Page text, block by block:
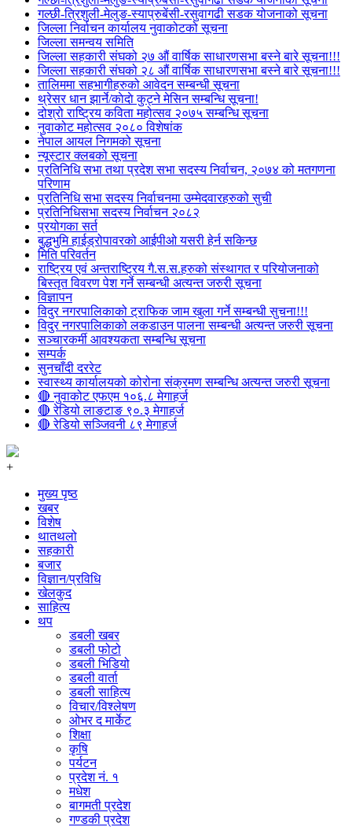
गल्छी-त्रिशुली-मेलुङ-स्याप्रुबेंसी-रसुवागढी सडक योजनाको सूचना
जिल्ला निर्वाचन कार्यालय नुवाकोटको सूचना
जिल्ला समन्वय समिति
जिल्ला सहकारी संघको २७ औं वार्षिक साधारणसभा बस्ने बारे सूचना!!!
जिल्ला सहकारी संघको २८ औं वार्षिक साधारणसभा बस्ने बारे सूचना!!!
तालिममा सहभागीहरुको आवेदन सम्बन्धी सूचना
थ्रेसर धान झार्ने/काेदाे कुट्ने मेसिन सम्बन्धि सूचना!
दोश्रो राष्ट्रिय कविता महोत्सव २०७५ सम्बन्धि सूचना
नुवाकोट महोत्सव २०८० विशेषांक
नेपाल आयल निगमको सूचना
न्यूस्टार क्लबको सूचना
प्रतिनिधि सभा तथा प्रदेश सभा सदस्य निर्वाचन, २०७४ को मतगणना
परिणाम
प्रतिनिधि सभा सदस्य निर्वाचनमा उम्मेदवारहरुको सुची
प्रतिनिधिसभा सदस्य निर्वाचन २०८२
प्रयोगका सर्त
बुद्धभुमि हाईड्रोपावरको आईपीओ यसरी हेर्न सकिन्छ
मिति परिवर्तन
राष्ट्रिय एवं अन्तराष्ट्रिय गै.स.स.हरुको संस्थागत र परियोजनाको
बिस्तृत विवरण पेश गर्ने सम्बन्धी अत्यन्त जरुरी सूचना
विज्ञापन
विदुर नगरपालिकाको ट्राफिक जाम खुला गर्ने सम्बन्धी सुचना!!!
विदुर नगरपालिकाको लकडाउन पालना सम्बन्धी अत्यन्त जरुरी सूचना
सञ्चारकर्मी आवश्यकता सम्बन्धि सूचना
सम्पर्क
सुनचाँदी दररेट
स्वास्थ्य कार्यालयको कोरोना संक्रमण सम्बन्धि अत्यन्त जरुरी सूचना
🔴 नुवाकोट एफएम १०६.८ मेगाहर्ज
🔴 रेडियो लाङटाङ ९०.३ मेगाहर्ज
🔴 रेडियो सञ्जिवनी ८९ मेगाहर्ज
+
मुख्य पृष्ठ
खबर
विशेष
थातथलो
सहकारी
बजार
विज्ञान/प्रविधि
खेलकुद
साहित्य
थप
डबली खबर
डबली फोटो
डबली भिडियो
डबली वार्ता
डबली साहित्य
विचार/विश्‍लेषण
ओभर द मार्केट
शिक्षा
कृषि
पर्यटन
प्रदेश नं. १
मधेश
बागमती प्रदेश
गण्डकी प्रदेश